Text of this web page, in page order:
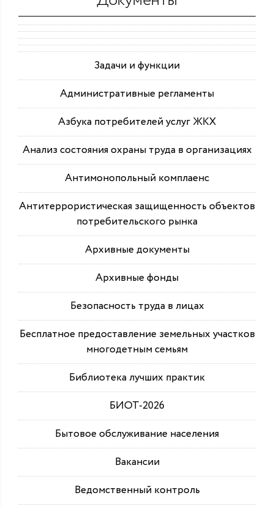
Задачи и функции
Административные регламенты
Азбука потребителей услуг ЖКХ
Анализ состояния охраны труда в организациях
Антимонопольный комплаенс
Антитеррористическая защищенность объектов
потребительского рынка
Архивные документы
Архивные фонды
Безопасность труда в лицах
Бесплатное предоставление земельных участков
многодетным семьям
Библиотека лучших практик
БИОТ-2026
Бытовое обслуживание населения
Вакансии
Ведомственный контроль